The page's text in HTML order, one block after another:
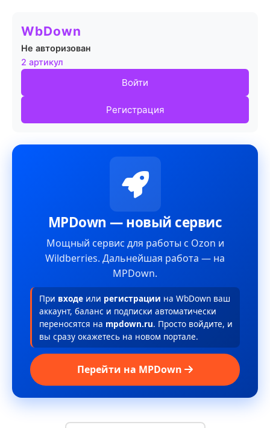
WbDown
Не авторизован
2 артикул
Войти
Регистрация
MPDown — новый сервис
Мощный сервис для работы с Ozon и
Wildberries. Дальнейшая работа — на
MPDown.
При входе или регистрации на WbDown ваш
аккаунт, баланс и подписки автоматически
переносятся на mpdown.ru. Просто войдите, и
вы сразу окажетесь на новом портале.
Перейти на MPDown